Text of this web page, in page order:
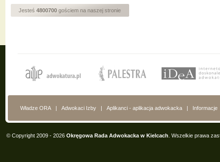
Jesteś 4800700 gościem na naszej stronie
Władze ORA | Adwokaci Izby | Aplikanci - aplikacja adwokacka | Informacje
© Copyright 2009 - 2026 Okręgowa Rada Adwokacka w Kielcach . Wszelkie prawa